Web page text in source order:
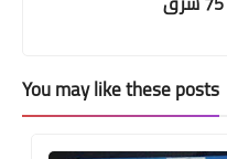
You may like these posts